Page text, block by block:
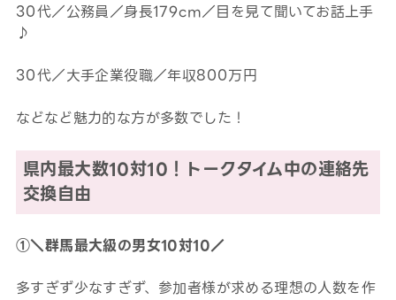
30代／公務員／身長179cm／目を見て聞いてお話上手
♪
30代／大手企業役職／年収800万円
などなど魅力的な方が多数でした！
県内最大数10対10！トークタイム中の連絡先
交換自由
①＼群馬最大級の男女10対10／
多すぎず少なすぎず、参加者様が求める理想の人数を作